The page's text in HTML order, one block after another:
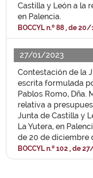
Castilla y León a la
en Palencia.
BOCCYL n.º 88 , de
27/01/2023
Contestación de la
escrita formulada
Pablos Romo, Dña.
relativa a
Junta de Castilla y
La Yutera, en
de 20 de diciembre
BOCCYL n.º 102 , de